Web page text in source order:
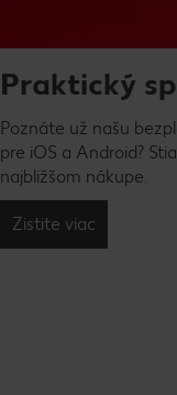
Praktický
Poznáte už našu
pre iOS a Android?
najbližšom nákupe.
Zistite viac